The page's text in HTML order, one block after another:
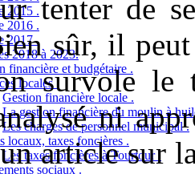
2015 .
2016 .
2017 .
2018 à 2023.
financière et budgétaire .
locales .
Gestion financière locale .
La gestion financière du moulin à
Les charges de personnel municipal .
locaux, taxes foncières .
Les taxes foncières à Tourtour .
sociaux .
tenter de
ien sûr, il
survole le
ni
article sur